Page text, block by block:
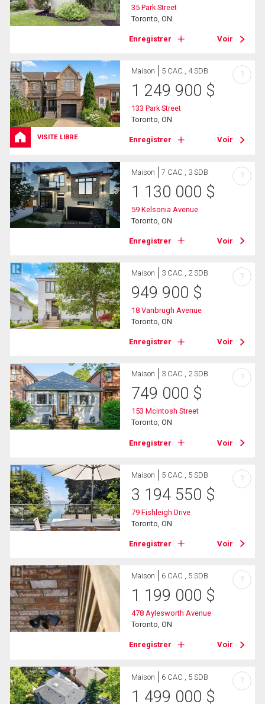
35 Park Street
Toronto, ON
Enregistrer Voir
VISITE LIBRE
Maison 5 CAC , 4 SDB
1 249 900 $
133 Park Street
Toronto, ON
Enregistrer Voir
?
Maison 7 CAC , 3 SDB
1 130 000 $
59 Kelsonia Avenue
Toronto, ON
Enregistrer Voir
?
Maison 3 CAC , 2 SDB
949 900 $
18 Vanbrugh Avenue
Toronto, ON
Enregistrer Voir
?
Maison 3 CAC , 2 SDB
749 000 $
153 Mcintosh Street
Toronto, ON
Enregistrer Voir
?
Maison 5 CAC , 5 SDB
3 194 550 $
79 Fishleigh Drive
Toronto, ON
Enregistrer Voir
?
Maison 6 CAC , 5 SDB
1 199 000 $
478 Aylesworth Avenue
Toronto, ON
Enregistrer Voir
?
Maison 6 CAC , 5 SDB
1 499 000 $
?